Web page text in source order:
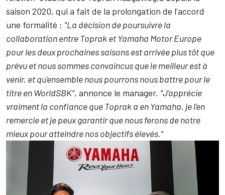
saison 2020, qui a fait de la prolongation de l'accord
une formalité : "La décision de poursuivre la
collaboration entre Toprak et Yamaha Motor Europe
pour les deux prochaines saisons est arrivée plus tôt que
prévu et nous sommes convaincus que le meilleur est à
venir, et qu'ensemble nous pourrons nous battre pour le
titre en WorldSBK", annonce le manager. "J'apprécie
vraiment la confiance que Toprak a en Yamaha, je l'en
remercie et je peux garantir que nous ferons de notre
mieux pour atteindre nos objectifs élevés."